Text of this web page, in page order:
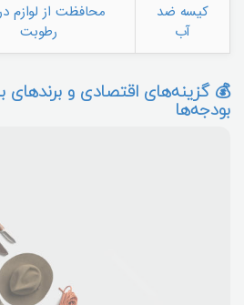
کیسه ضد
آب
محافظت از لوازم در
رطوبت
💰 گزینه‌های اقتصادی و برندهای
بودجه‌ها